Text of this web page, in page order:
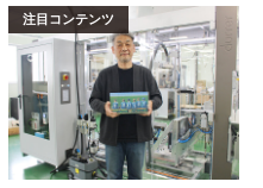
注目コンテンツ